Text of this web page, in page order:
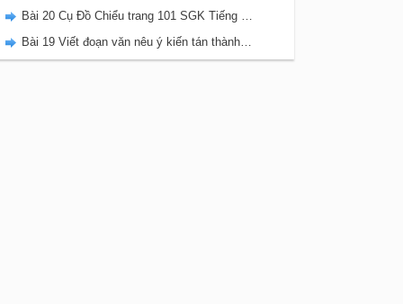
Bài 20 Cụ Đồ Chiểu trang 101 SGK Tiếng Việt 5 Kết nối tri thức tập 2
Bài 19 Viết đoạn văn nêu ý kiến tán thành một sự việc, hiện tượng (Bài viết số 1) trang 100 SGK Tiếng Việt 5 Kết nối tri thức tập 2